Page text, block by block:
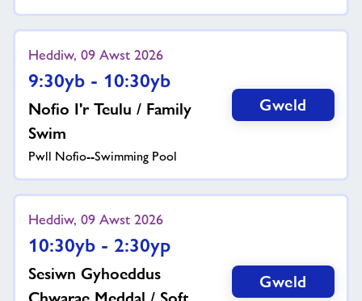
Heddiw, 09 Awst 2026
9:30yb - 10:30yb
Nofio I'r Teulu / Family
Swim
Pwll Nofio--Swimming Pool
Gweld
Heddiw, 09 Awst 2026
10:30yb - 2:30yp
Sesiwn Gyhoeddus
Gweld